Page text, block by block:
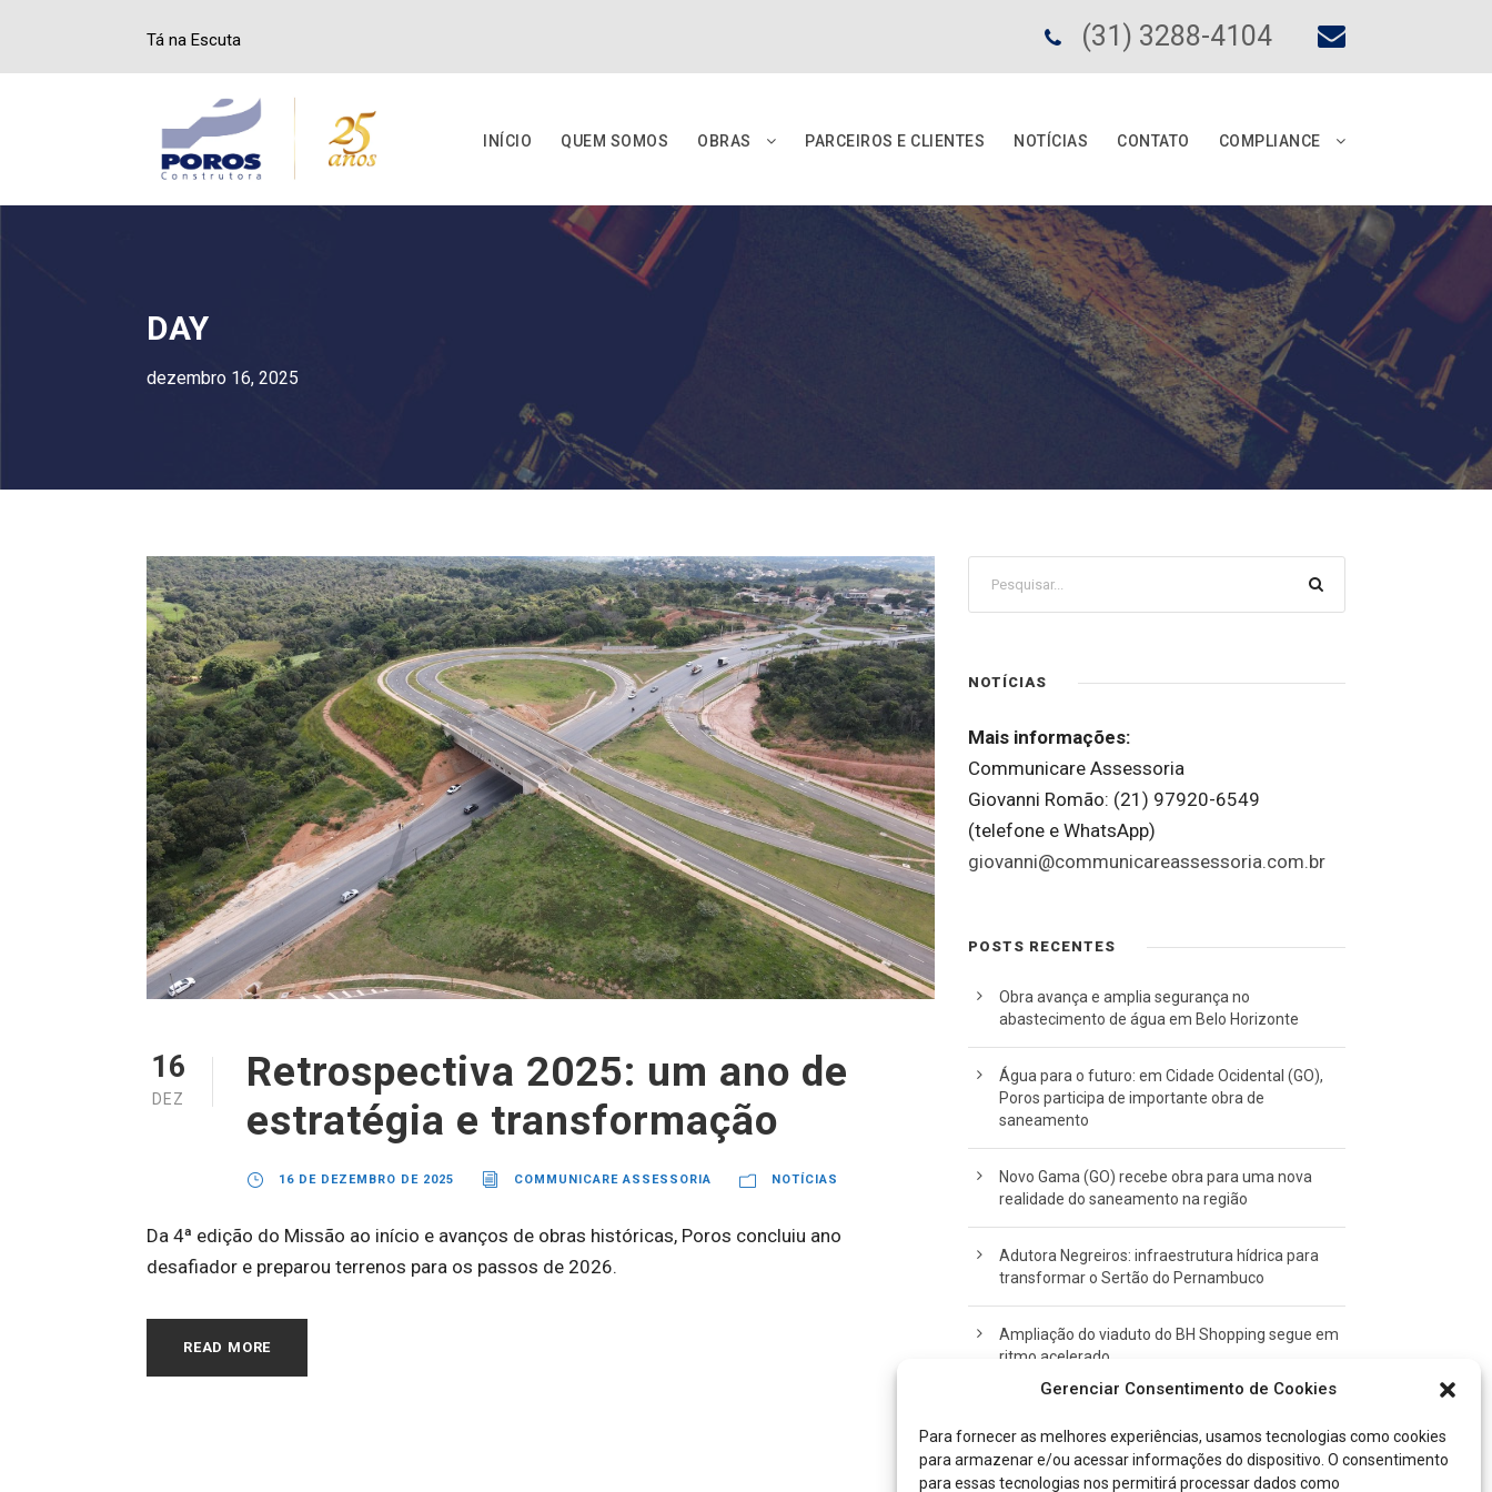
Gerenciar Consentimento de Cookies
Para fornecer as melhores experiências, usamos tecnologias como cookies
para armazenar e/ou acessar informações do dispositivo. O consentimento
para essas tecnologias nos permitirá processar dados como
Tá na Escuta (31) 3288-4104
INÍCIO QUEM SOMOS OBRAS PARCEIROS E CLIENTES NOTÍCIAS CONTATO COMPLIANCE
DAY
dezembro 16, 2025
16
DEZ
Retrospectiva 2025: um ano de
estratégia e transformação
16 DE DEZEMBRO DE 2025 COMMUNICARE ASSESSORIA NOTÍCIAS
Da 4ª edição do Missão ao início e avanços de obras históricas, Poros concluiu ano
desafiador e preparou terrenos para os passos de 2026.
READ MORE
NOTÍCIAS
Mais informações:
Communicare Assessoria
Giovanni Romão: (21) 97920-6549
(telefone e WhatsApp)
giovanni@communicareassessoria.com.br
POSTS RECENTES
Obra avança e amplia segurança no
abastecimento de água em Belo Horizonte
Água para o futuro: em Cidade Ocidental (GO),
Poros participa de importante obra de
saneamento
Novo Gama (GO) recebe obra para uma nova
realidade do saneamento na região
Adutora Negreiros: infraestrutura hídrica para
transformar o Sertão do Pernambuco
Ampliação do viaduto do BH Shopping segue em
ritmo acelerado
CATEGORIAS